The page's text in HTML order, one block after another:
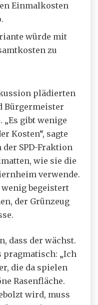
Einmalkosten
würde mit
zu
plädierten
Bürgermeister
„Es gibt wenige
Kosten“, sagte
der SPD-Fraktion
wie sie die
verwende.
begeistert
der Grünzeug
dass der wächst.
pragmatisch: „Ich
die da spielen
Rasenfläche.
wird, muss